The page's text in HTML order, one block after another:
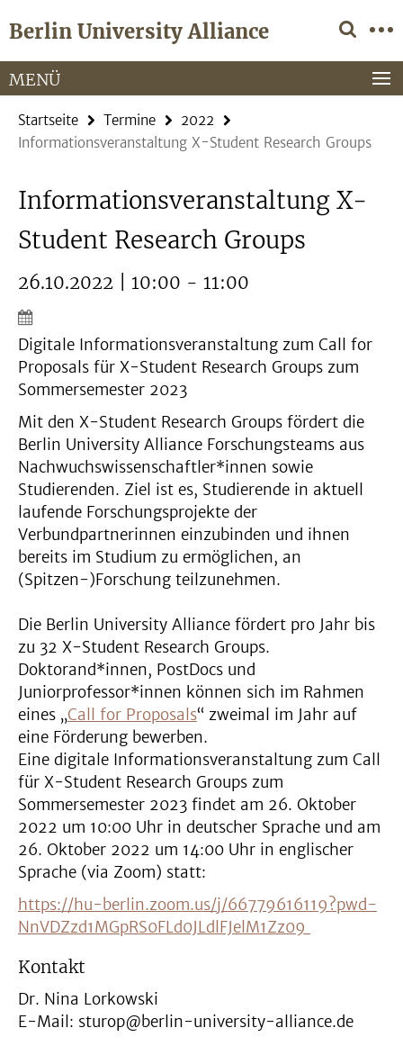
direkt
Inhalt
Berlin University Alliance
Service-
Navigation
MENÜ
Startseite Termine
2022
Informationsveranstaltung X-Student Research Groups
Informationsveranstaltung X-
Student Research Groups
26.10.2022 | 10:00 - 11:00
Digitale Informationsveranstaltung zum Call for
Proposals für X-Student Research Groups zum
Sommersemester 2023
Mit den X-Student Research Groups fördert die
Berlin University Alliance Forschungsteams aus
Nachwuchswissenschaftler*innen sowie
Studierenden. Ziel ist es, Studierende in aktuell
laufende Forschungsprojekte der
Verbundpartnerinnen einzubinden und ihnen
bereits im Studium zu ermöglichen, an
(Spitzen-)Forschung teilzunehmen.
Die Berlin University Alliance fördert pro Jahr bis
zu 32 X-Student Research Groups.
Doktorand*innen, PostDocs und
Juniorprofessor*innen können sich im Rahmen
eines „Call for Proposals“ zweimal im Jahr auf
eine Förderung bewerben.
Eine digitale Informationsveranstaltung zum Call
für X-Student Research Groups zum
Sommersemester 2023 findet am 26. Oktober
2022 um 10:00 Uhr in deutscher Sprache und am
26. Oktober 2022 um 14:00 Uhr in englischer
Sprache (via Zoom) statt:
https://hu-berlin.zoom.us/j/66779616119?pwd-
NnVDZzd1MGpRS0FLd0JLdlFJelM1Zz09
Kontakt
Dr. Nina Lorkowski
E-Mail: sturop@berlin-university-alliance.de